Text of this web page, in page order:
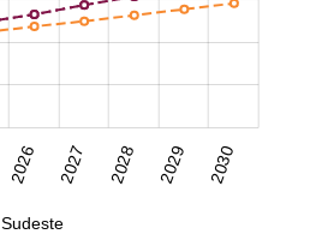
2026 2027 2028 2029 2030
Sudeste